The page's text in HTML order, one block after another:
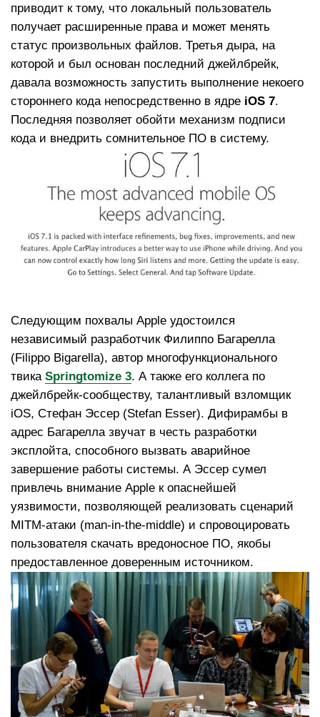
приводит к тому, что локальный пользователь
получает расширенные права и может менять
статус произвольных файлов. Третья дыра, на
которой и был основан последний джейлбрейк,
давала возможность запустить выполнение некоего
стороннего кода непосредственно в ядре iOS 7.
Последняя позволяет обойти механизм подписи
кода и внедрить сомнительное ПО в систему.
Следующим похвалы Apple удостоился
независимый разработчик Филиппо Багарелла
(Filippo Bigarella), автор многофункционального
твика Springtomize 3. А также его коллега по
джейлбрейк-сообществу, талантливый взломщик
iOS, Стефан Эссер (Stefan Esser). Дифирамбы в
адрес Багарелла звучат в честь разработки
эксплойта, способного вызвать аварийное
завершение работы системы. А Эссер сумел
привлечь внимание Apple к опаснейшей
уязвимости, позволяющей реализовать сценарий
MITM-атаки (man-in-the-middle) и спровоцировать
пользователя скачать вредоносное ПО, якобы
предоставленное доверенным источником.